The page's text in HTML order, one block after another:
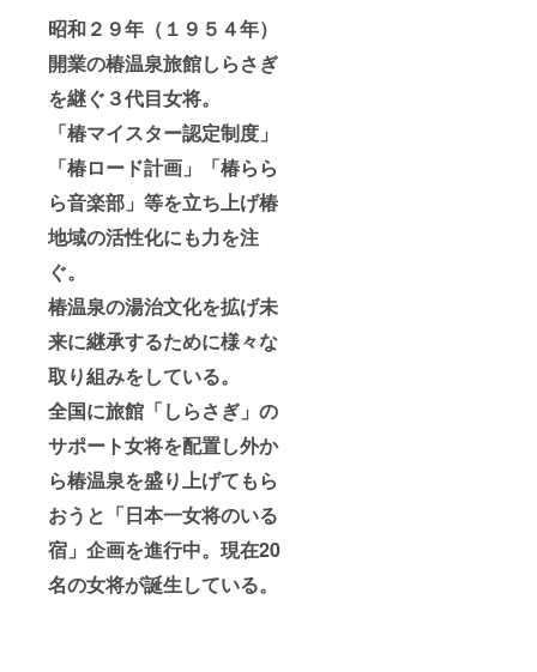
昭和２９年（１９５４年）
開業の椿温泉旅館しらさぎ
を継ぐ３代目女将。
「椿マイスター認定制度」
「椿ロード計画」「椿らら
ら音楽部」等を立ち上げ椿
地域の活性化にも力を注
ぐ。
椿温泉の湯治文化を拡げ未
来に継承するために様々な
取り組みをしている。
全国に旅館「しらさぎ」の
サポート女将を配置し外か
ら椿温泉を盛り上げてもら
おうと「日本一女将のいる
宿」企画を進行中。現在20
名の女将が誕生している。